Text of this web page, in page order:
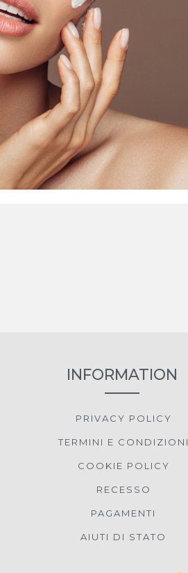
INFORMATION
PRIVACY POLICY
TERMINI E CONDIZIONI
COOKIE POLICY
RECESSO
PAGAMENTI
AIUTI DI STATO